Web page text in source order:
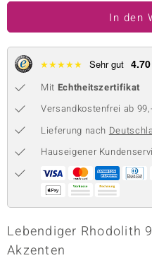
Collection
Classics
In den
★★★★★ Sehr gut 4.70
Mit Echtheitszertifikat
Versandkostenfrei ab
Lieferung nach
Hauseigener
Lebendiger Rhodolith
Akzenten